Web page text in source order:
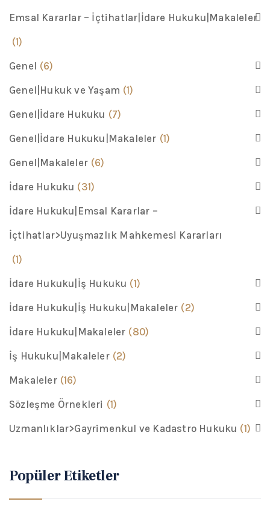
Emsal Kararlar – İçtihatlar|İdare Hukuku|Makaleler
(1)
Genel (6)
Genel|Hukuk ve Yaşam (1)
Genel|İdare Hukuku (7)
Genel|İdare Hukuku|Makaleler (1)
Genel|Makaleler (6)
İdare Hukuku (31)
İdare Hukuku|Emsal Kararlar –
İçtihatlar>Uyuşmazlık Mahkemesi Kararları
(1)
İdare Hukuku|İş Hukuku (1)
İdare Hukuku|İş Hukuku|Makaleler (2)
İdare Hukuku|Makaleler (80)
İş Hukuku|Makaleler (2)
Makaleler (16)
Sözleşme Örnekleri (1)
Uzmanlıklar>Gayrimenkul ve Kadastro Hukuku (1)
Popüler Etiketler